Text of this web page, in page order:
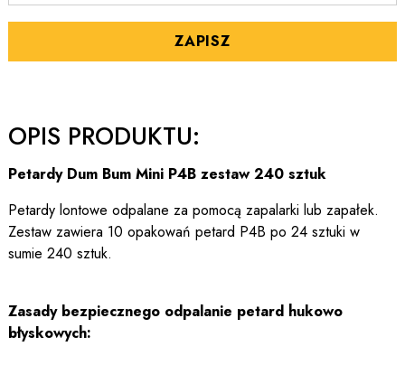
ZAPISZ
OPIS PRODUKTU:
Petardy Dum Bum Mini P4B zestaw 240 sztuk
Petardy lontowe odpalane za pomocą zapalarki lub zapałek.
Zestaw zawiera 10 opakowań petard P4B po 24 sztuki w
sumie 240 sztuk.
Zasady bezpiecznego odpalanie petard hukowo
błyskowych: